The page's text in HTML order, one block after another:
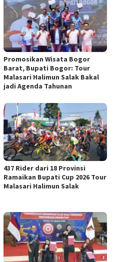
Promosikan Wisata Bogor
Barat, Bupati Bogor: Tour
Malasari Halimun Salak Bakal
jadi Agenda Tahunan
437 Rider dari 18 Provinsi
Ramaikan Bupati Cup 2026 Tour
Malasari Halimun Salak